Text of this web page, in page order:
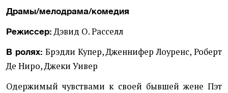
Драмы/мелодрама/комедия
Режиссер: Дэвид О. Расселл
В ролях: Брэдли Купер, Дженнифер Лоуренс, Роберт
Де Ниро, Джеки Уивер
Одержимый чувствами к своей бывшей жене Пэт